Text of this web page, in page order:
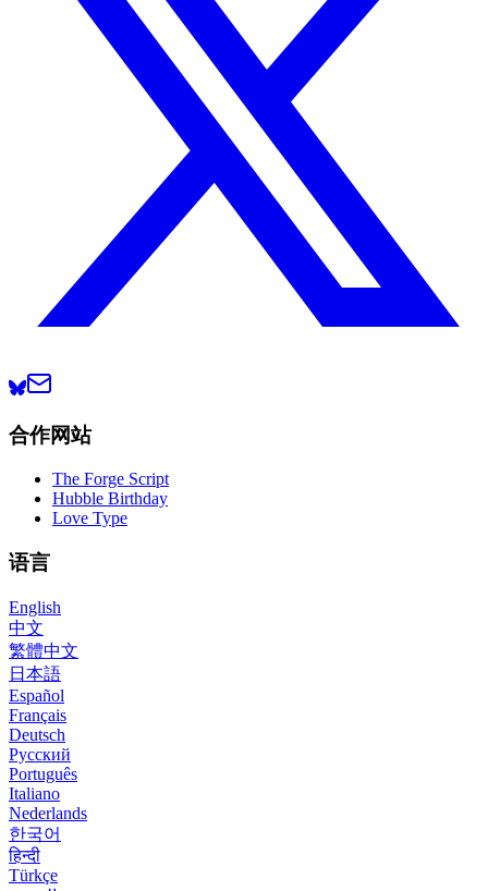
合作网站
The Forge Script
Hubble Birthday
Love Type
语言
English
中文
繁體中文
日本語
Español
Français
Deutsch
Русский
Português
Italiano
Nederlands
한국어
हिन्दी
Türkçe